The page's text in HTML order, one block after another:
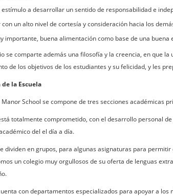
a desarrollar un sentido de responsabilidad e
un alto nivel de cortesía y consideración hacia los
importante, buena alimentación como base de una buena
se comparte además una filosofía y la creencia, en que
de los objetivos de los estudiantes y su felicidad, y les
la Escuela
School se compone de tres secciones académicas
totalmente comprometido, con el desarrollo personal
del el día a día.
dividen en grupos, para algunas asignaturas para
un colegio muy orgullosos de su oferta de lenguas
con departamentos especializados para apoyar a